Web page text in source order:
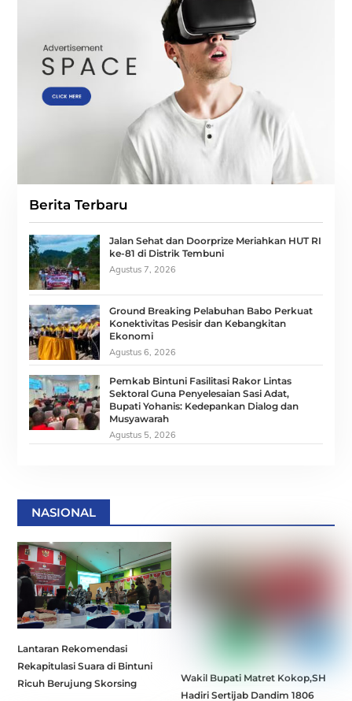
Berita Terbaru
Jalan Sehat dan Doorprize Meriahkan HUT RI
ke-81 di Distrik Tembuni
Agustus 7, 2026
Ground Breaking Pelabuhan Babo Perkuat
Konektivitas Pesisir dan Kebangkitan
Ekonomi
Agustus 6, 2026
Pemkab Bintuni Fasilitasi Rakor Lintas
Sektoral Guna Penyelesaian Sasi Adat,
Bupati Yohanis: Kedepankan Dialog dan
Musyawarah
Agustus 5, 2026
NASIONAL
Lantaran Rekomendasi
Rekapitulasi Suara di Bintuni
Ricuh Berujung Skorsing
Wakil Bupati Matret Kokop,SH
Hadiri Sertijab Dandim 1806